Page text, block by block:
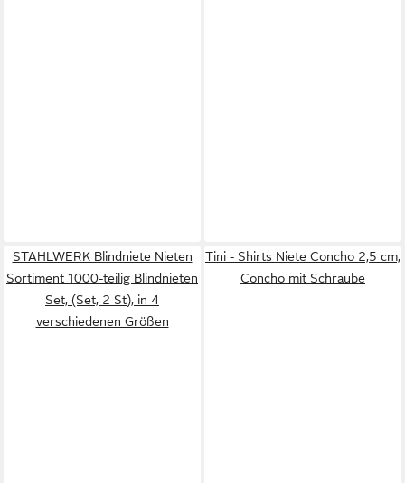
STAHLWERK Blindniete Nieten
Sortiment 1000-teilig Blindnieten
Set, (Set, 2 St), in 4
verschiedenen Größen
Tini - Shirts Niete Concho 2,5 cm,
Concho mit Schraube